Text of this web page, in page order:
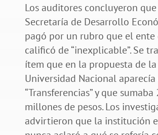
Los auditores concluyeron
Secretaría de Desarrollo
pagó por un rubro que el
calificó de “inexplicable”. Se
ítem que en la propuesta de la
Universidad Nacional aparecía
“Transferencias” y que sumaba
millones de pesos. Los
advirtieron que la institución